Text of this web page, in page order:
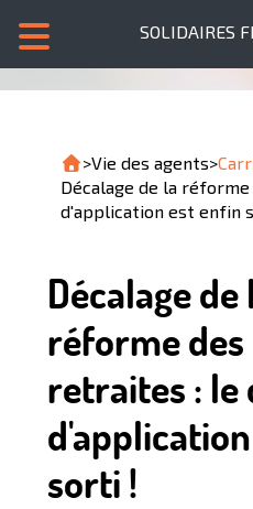
SOLIDAIRES
>Vie des agents>
Décalage de la
d'application est enfin
Décalage de
réforme des
retraites : le
sorti !